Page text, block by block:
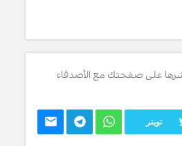
على صفحتك مع الأصدقاء
تويتر